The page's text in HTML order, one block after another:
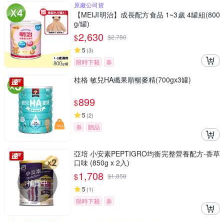
原廠公司貨
【MEIJI明治】成長配方食品 1~3歲 4罐組(800
g/罐)
$2,630 $2,780
5 (3)
限時下殺 券
桂格 敏兒HA纖果順暢麥精(700gx3罐)
$899
5 (2)
券 贈品
補貨中
亞培 小安素PEPTIGRO均衡完整營養配方-香草
口味 (850g x 2入)
$1,708 $1,858
5 (1)
限時下殺 券